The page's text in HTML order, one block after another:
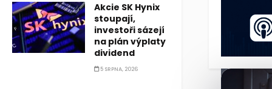
Akcie SK Hynix
stoupají,
investoři sázejí
na plán výplaty
dividend
5 SRPNA, 2026